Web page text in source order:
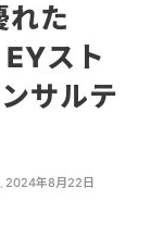
れた
スト
サルテ
, 2024年8月22日